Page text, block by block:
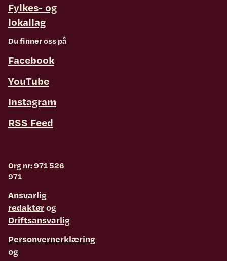
Fylkes- og
lokallag
Du finner oss på
Facebook
YouTube
Instagram
RSS Feed
Org nr: 971 526
971
Ansvarlig
redaktørog
Driftsansvarlig
Personvernerklæring
og